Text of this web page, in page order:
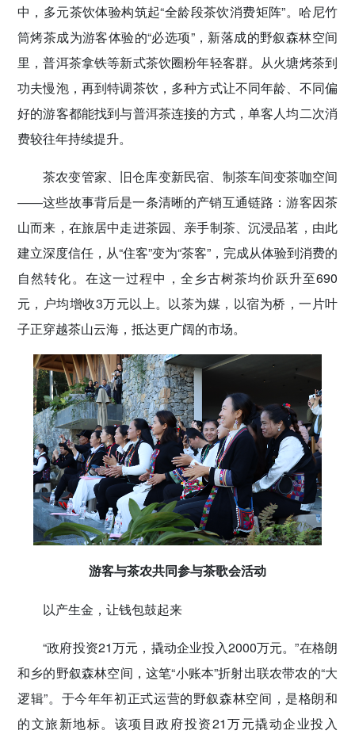
中，多元茶饮体验构筑起“全龄段茶饮消费矩阵”。哈尼竹
筒烤茶成为游客体验的“必选项”，新落成的野叙森林空间
里，普洱茶拿铁等新式茶饮圈粉年轻客群。从火塘烤茶到
功夫慢泡，再到特调茶饮，多种方式让不同年龄、不同偏
好的游客都能找到与普洱茶连接的方式，单客人均二次消
费较往年持续提升。
茶农变管家、旧仓库变新民宿、制茶车间变茶咖空间
——这些故事背后是一条清晰的产销互通链路：游客因茶
山而来，在旅居中走进茶园、亲手制茶、沉浸品茗，由此
建立深度信任，从“住客”变为“茶客”，完成从体验到消费的
自然转化。在这一过程中，全乡古树茶均价跃升至690
元，户均增收3万元以上。以茶为媒，以宿为桥，一片叶
子正穿越茶山云海，抵达更广阔的市场。
游客与茶农共同参与茶歌会活动
以产生金，让钱包鼓起来
“政府投资21万元，撬动企业投入2000万元。”在格朗
和乡的野叙森林空间，这笔“小账本”折射出联农带农的“大
逻辑”。于今年年初正式运营的野叙森林空间，是格朗和
的文旅新地标。该项目政府投资21万元撬动企业投入